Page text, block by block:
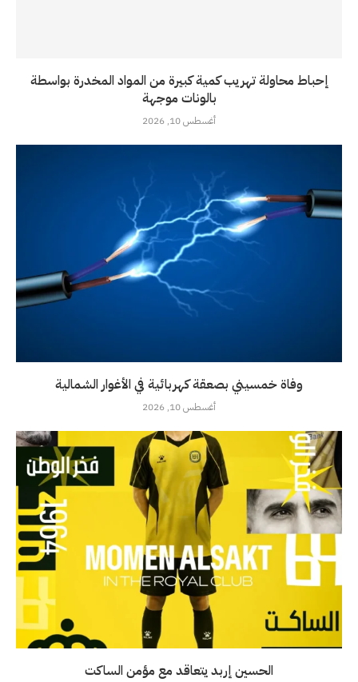
إحباط محاولة تهريب كمية كبيرة من المواد المخدرة بواسطة
بالونات موجهة
أغسطس 10, 2026
وفاة خمسيني بصعقة كهربائية في الأغوار الشمالية
أغسطس 10, 2026
الحسين إربد يتعاقد مع مؤمن الساكت